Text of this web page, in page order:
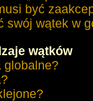
być
swój wątek w
wątków
globalne?